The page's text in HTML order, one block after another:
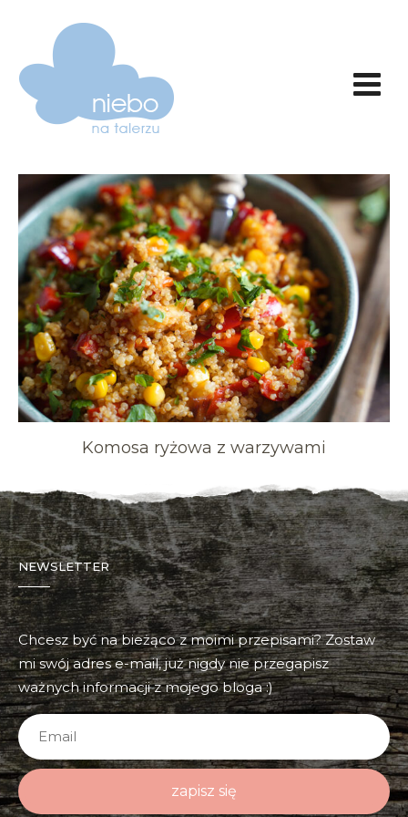
Komosa ryżowa z warzywami
NEWSLETTER
Chcesz być na bieżąco z moimi przepisami? Zostaw
mi swój adres e-mail, już nigdy nie przegapisz
ważnych informacji z mojego bloga :)
zapisz się